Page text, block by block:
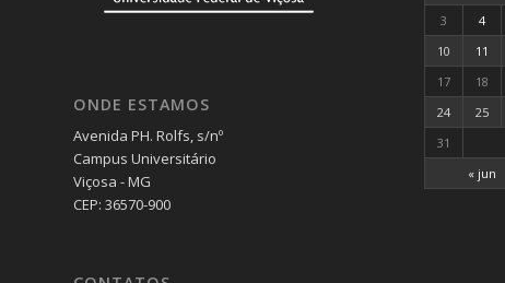
ONDE ESTAMOS
Avenida PH. Rolfs, s/nº
Campus Universitário
Viçosa - MG
CEP: 36570-900
« jun
3
4
10
11
17
18
24
25
31